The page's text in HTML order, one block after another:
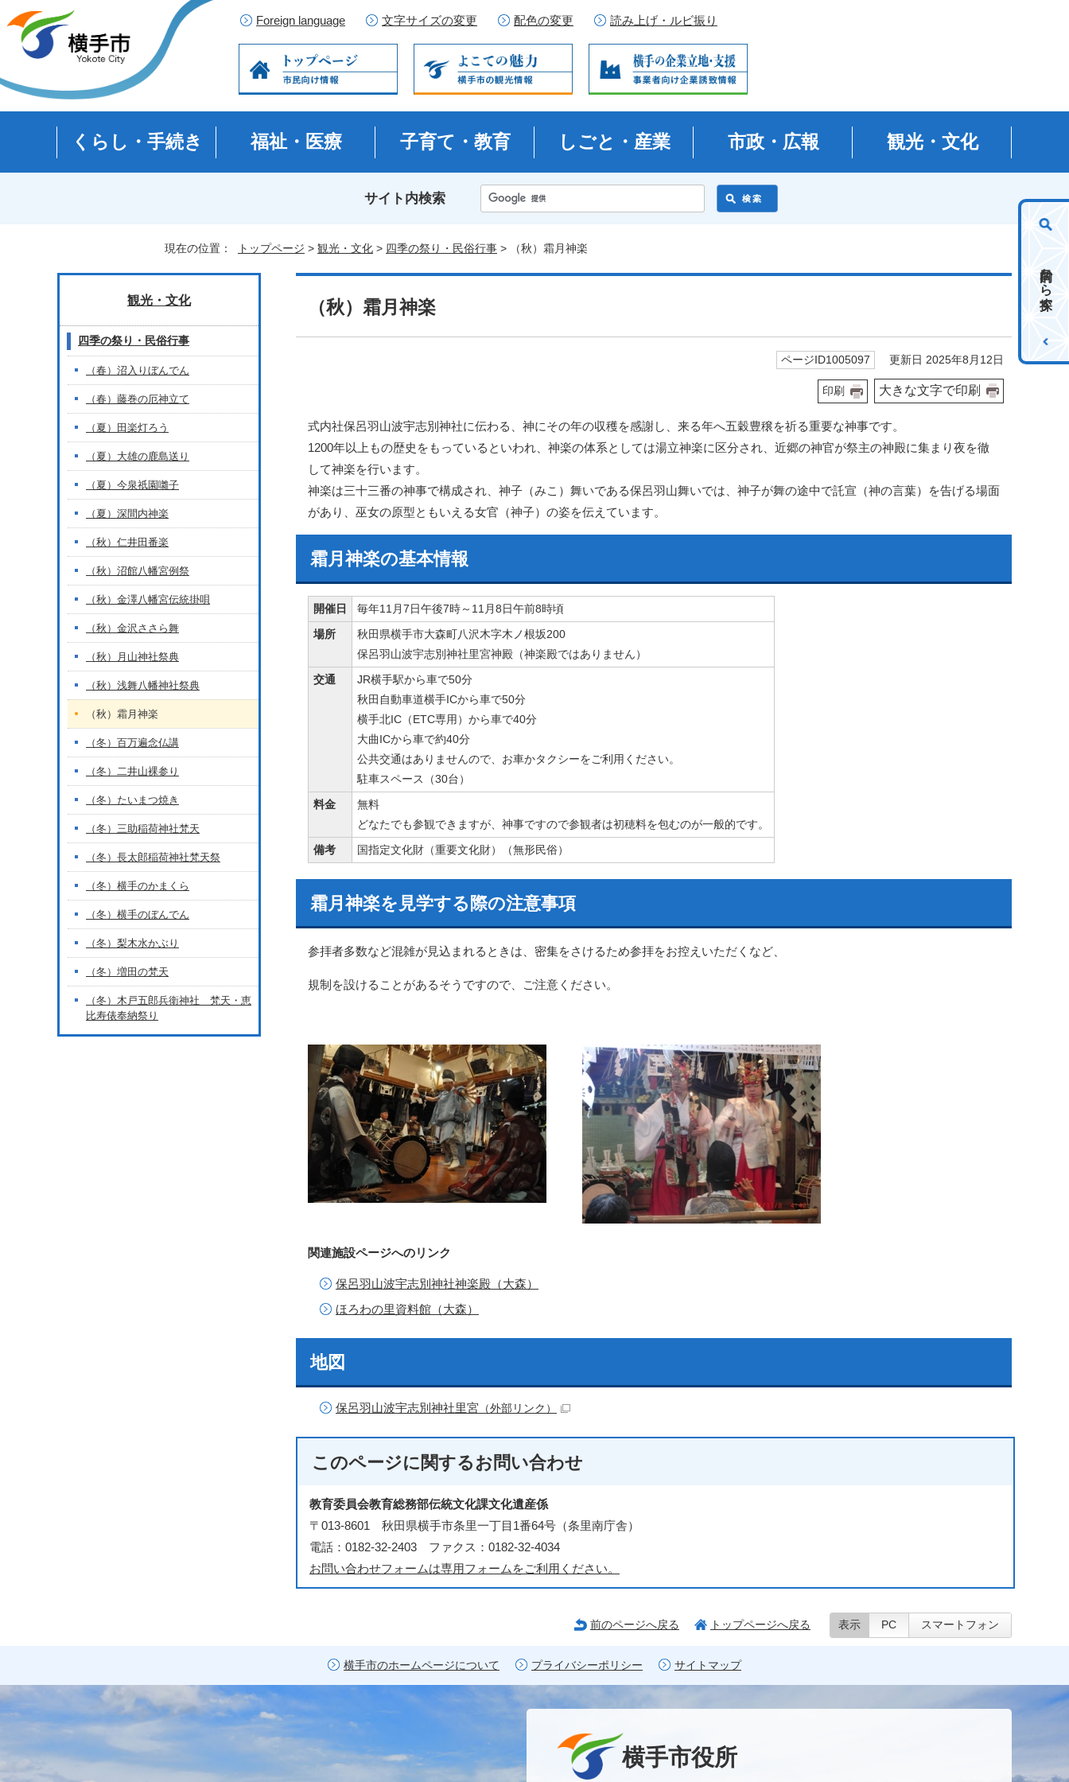
Foreign language 文字サイズの変更 配色の変更 読み上げ・ルビ振り
くらし・手続き 福祉・医療 子育て・教育 しごと・産業 市政・広報 観光・文化
サイト内検索
目的から探す
現在の位置： トップページ > 観光・文化 > 四季の祭り・民俗行事 > （秋）霜月神楽
（秋）霜月神楽
ページID1005097 更新日 2025年8月12日
印刷 大きな文字で印刷
式内社保呂羽山波宇志別神社に伝わる、神にその年の収穫を感謝し、来る年へ五穀豊穣を祈る重要な神事です。
1200年以上もの歴史をもっているといわれ、神楽の体系としては湯立神楽に区分され、近郷の神官が祭主の神殿に集まり夜を徹
して神楽を行います。
神楽は三十三番の神事で構成され、神子（みこ）舞いである保呂羽山舞いでは、神子が舞の途中で託宣（神の言葉）を告げる場面
があり、巫女の原型ともいえる女官（神子）の姿を伝えています。
霜月神楽の基本情報
開催日
毎年11月7日午後7時～11月8日午前8時頃
場所
秋田県横手市大森町八沢木字木ノ根坂200
保呂羽山波宇志別神社里宮神殿（神楽殿ではありません）
交通
JR横手駅から車で50分
秋田自動車道横手ICから車で50分
横手北IC（ETC専用）から車で40分
大曲ICから車で約40分
公共交通はありませんので、お車かタクシーをご利用ください。
駐車スペース（30台）
料金
無料
どなたでも参観できますが、神事ですので参観者は初穂料を包むのが一般的です。
備考
国指定文化財（重要文化財）（無形民俗）
霜月神楽を見学する際の注意事項
参拝者多数など混雑が見込まれるときは、密集をさけるため参拝をお控えいただくなど、
規制を設けることがあるそうですので、ご注意ください。
関連施設ページへのリンク
保呂羽山波宇志別神社神楽殿（大森）
ほろわの里資料館（大森）
地図
保呂羽山波宇志別神社里宮 （外部リンク）
このページに関するお問い合わせ
教育委員会教育総務部伝統文化課文化遺産係
〒013-8601 秋田県横手市条里一丁目1番64号（条里南庁舎）
電話：0182-32-2403 ファクス：0182-32-4034
お問い合わせフォームは専用フォームをご利用ください。
観光・文化
四季の祭り・民俗行事
（春）沼入りぼんでん
（春）藤巻の厄神立て
（夏）田楽灯ろう
（夏）大雄の鹿島送り
（夏）今泉祇園囃子
（夏）深間内神楽
（秋）仁井田番楽
（秋）沼館八幡宮例祭
（秋）金澤八幡宮伝統掛唄
（秋）金沢ささら舞
（秋）月山神社祭典
（秋）浅舞八幡神社祭典
（秋）霜月神楽
（冬）百万遍念仏講
（冬）二井山裸参り
（冬）たいまつ焼き
（冬）三助稲荷神社梵天
（冬）長太郎稲荷神社梵天祭
（冬）横手のかまくら
（冬）横手のぼんでん
（冬）梨木水かぶり
（冬）増田の梵天
（冬）木戸五郎兵衛神社 梵天・恵
比寿俵奉納祭り
前のページへ戻る トップページへ戻る 表示 PC スマートフォン
横手市のホームページについて プライバシーポリシー サイトマップ
横手市役所